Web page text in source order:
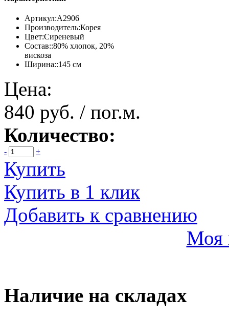
Артикул:А2906
Производитель:Корея
Цвет:Сиреневый
Состав::80% хлопок, 20%
вискоза
Ширина::145 см
Цена:
840 руб. / пог.м.
Количество:
- +
Купить
Купить в 1 клик
Добавить к сравнению
Моя
Наличие на складах